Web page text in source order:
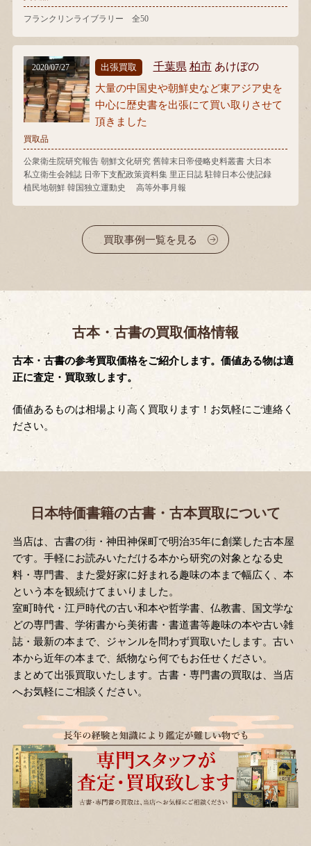
フランクリンライブラリー 全50
出張買取 千葉県 柏市 あけぼの
大量の中国史や朝鮮史など東アジア史を
中心に歴史書を出張にて買い取りさせて
頂きました
買取品
公衆衛生院研究報告 朝鮮文化研究 舊韓末日帝侵略史料叢書 大日本
私立衛生会雑誌 日帝下支配政策資料集 里正日誌 駐韓日本公使記録
植民地朝鮮 韓国独立運動史 高等外事月報
2020/07/27
買取事例一覧を見る
古本・古書の買取価格情報
古本・古書の参考買取価格をご紹介します。価値ある物は適
正に査定・買取致します。
価値あるものは相場より高く買取ります！お気軽にご連絡く
ださい。
日本特価書籍の古書・古本買取について
当店は、古書の街・神田神保町で明治35年に創業した古本屋
です。手軽にお読みいただける本から研究の対象となる史
料・専門書、また愛好家に好まれる趣味の本まで幅広く、本
という本を観続けてまいりました。
室町時代・江戸時代の古い和本や哲学書、仏教書、国文学な
どの専門書、学術書から美術書・書道書等趣味の本や古い雑
誌・最新の本まで、ジャンルを問わず買取いたします。古い
本から近年の本まで、紙物なら何でもお任せください。
まとめて出張買取いたします。古書・専門書の買取は、当店
へお気軽にご相談ください。